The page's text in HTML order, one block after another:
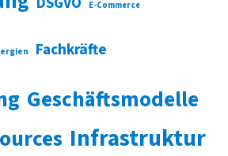
E-Commerce
Fachkräfte
Geschäftsmodelle
Infrastruktur